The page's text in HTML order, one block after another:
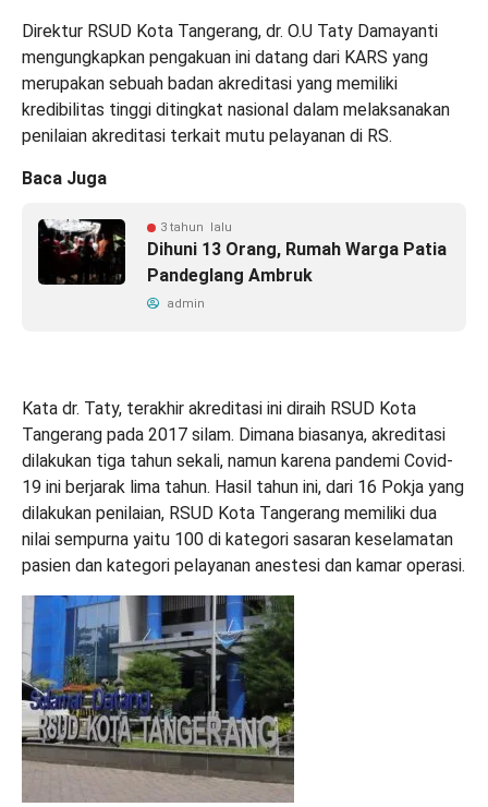
Direktur RSUD Kota Tangerang, dr. O.U Taty Damayanti
mengungkapkan pengakuan ini datang dari KARS yang
merupakan sebuah badan akreditasi yang memiliki
kredibilitas tinggi ditingkat nasional dalam melaksanakan
penilaian akreditasi terkait mutu pelayanan di RS.
Baca Juga
3 tahun lalu
Dihuni 13 Orang, Rumah Warga Patia
Pandeglang Ambruk
admin
Kata dr. Taty, terakhir akreditasi ini diraih RSUD Kota
Tangerang pada 2017 silam. Dimana biasanya, akreditasi
dilakukan tiga tahun sekali, namun karena pandemi Covid-
19 ini berjarak lima tahun. Hasil tahun ini, dari 16 Pokja yang
dilakukan penilaian, RSUD Kota Tangerang memiliki dua
nilai sempurna yaitu 100 di kategori sasaran keselamatan
pasien dan kategori pelayanan anestesi dan kamar operasi.